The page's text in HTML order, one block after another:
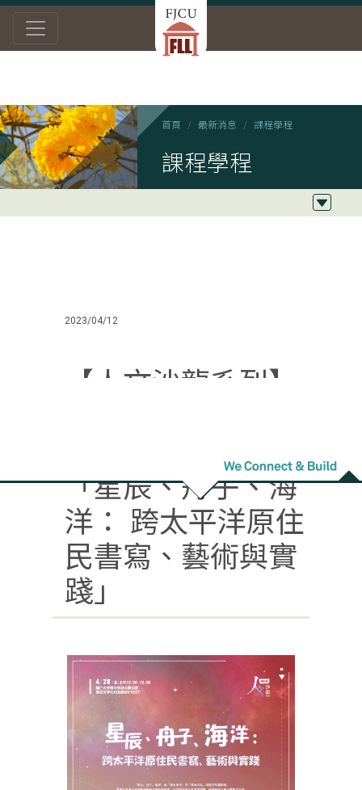
首頁 最新消息 課程學程
課程學程
2023/04/12
【人文沙龍系列】
黃心雅教授演講
「星辰、舟子、海
洋： 跨太平洋原住
民書寫、藝術與實
踐」